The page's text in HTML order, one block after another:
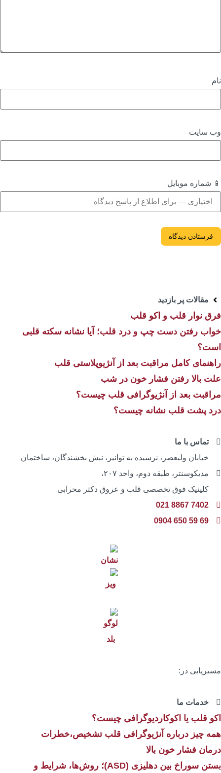
سایت
شماره موبایل
مقالات پر بازدید
نوار قلب و اکو قلب
رفتن دست چپ و درد قلب؛ آیا نشانه سکته قلبی
کامل مراقبت بعد از آنژیوپلاستی قلب
بالا رفتن فشار خون در شب
بعد از آنژیوگرافی قلب چیست؟
پشت قلب نشانه چیست؟
تماس با ما
خیابان ولیعصر، نرسیده به توانیر، نبش بخشندگان، ساختمان
مدیکوسنتر، طبقه دوم، واحد ۲۰۷،
کلینیک فوق تخصصی قلب و عروق دکتر محرابی
7402 8867 021
69 59 650 0904
در:
خدمات ما
قلب یا اکوکاردیوگرافی چیست؟
چیز درباره آنژیوگرافی قلب تشخیص،خطرات
فشار خون بالا
بستن سوراخ بین دهلیزی (ASD)؛ روش‌ها، شرایط و